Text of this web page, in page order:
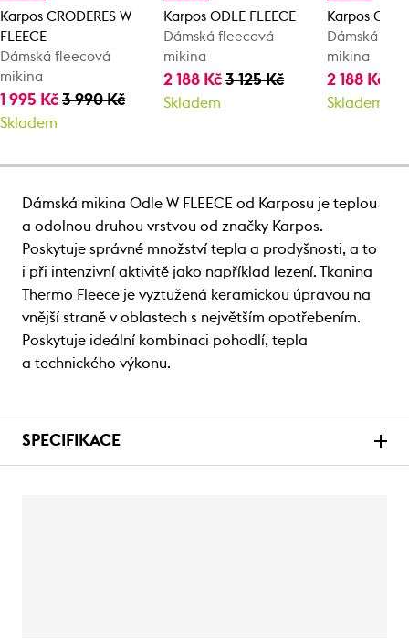
Karpos CRODERES W
FLEECE
Dámská fleecová
mikina
1 995 Kč 3 990 Kč
Skladem
Karpos ODLE FLEECE
Dámská fleecová
mikina
2 188 Kč3 125 Kč
Skladem
Karpos
Dámská
mikina
2 188 Kč
Skladem
Dámská mikina Odle W FLEECE od Karposu je teplou
a odolnou druhou vrstvou od značky Karpos.
Poskytuje správné množství tepla a prodyšnosti, a to
i při intenzivní aktivitě jako například lezení. Tkanina
Thermo Fleece je vyztužená keramickou úpravou na
vnější straně v oblastech s největším opotřebením.
Poskytuje ideální kombinaci pohodlí, tepla
a technického výkonu.
SPECIFIKACE